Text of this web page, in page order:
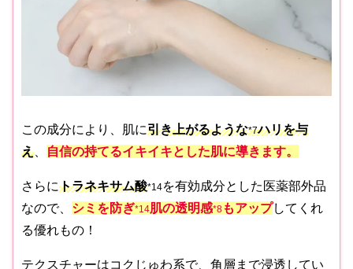
この成分により、肌に引き上がるような*7ハリを与
え
自信の持てるイキイキとした肌に導きます。
さらにトラネキサム酸*14を有効成分とした医薬部外品
なので、 シミを防ぎ*14肌の透明感*8 もアップしてくれ
る優れもの！
テクスチャーはコクじゅわ系で、角層まで浸透してい